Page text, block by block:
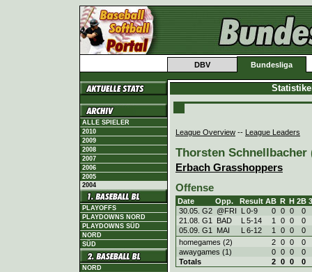
DBV Bundesliga
ALLE SPIELER
2010
2009
2008
2007
2006
2005
2004
PLAYOFFS
PLAYDOWNS NORD
PLAYDOWNS SÜD
NORD
SÜD
NORD
League Overview -- League Leaders
Thorsten Schnellbacher
Erbach Grasshoppers
Offense
Date Opp. Result AB R H 2B
30.05. G2 @FRI L 0-9 0 0 0
0
21.08. G1
BAD L 5-14 1 0 0
0
05.09. G1
MAI L 6-12 1 0 0
0
homegames (2)
2 0 0
0
awaygames (1)
0 0 0
0
Totals
2 0 0 0